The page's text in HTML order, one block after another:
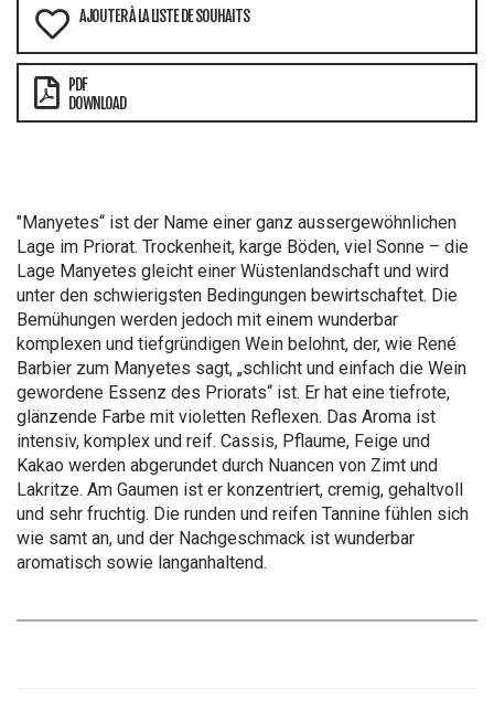
AJOUTER À LA LISTE DE SOUHAITS
PDF
DOWNLOAD
"Manyetes“ ist der Name einer ganz aussergewöhnlichen
Lage im Priorat. Trockenheit, karge Böden, viel Sonne – die
Lage Manyetes gleicht einer Wüstenlandschaft und wird
unter den schwierigsten Bedingungen bewirtschaftet. Die
Bemühungen werden jedoch mit einem wunderbar
komplexen und tiefgründigen Wein belohnt, der, wie René
Barbier zum Manyetes sagt, „schlicht und einfach die Wein
gewordene Essenz des Priorats“ ist. Er hat eine tiefrote,
glänzende Farbe mit violetten Reflexen. Das Aroma ist
intensiv, komplex und reif. Cassis, Pflaume, Feige und
Kakao werden abgerundet durch Nuancen von Zimt und
Lakritze. Am Gaumen ist er konzentriert, cremig, gehaltvoll
und sehr fruchtig. Die runden und reifen Tannine fühlen sich
wie samt an, und der Nachgeschmack ist wunderbar
aromatisch sowie langanhaltend.